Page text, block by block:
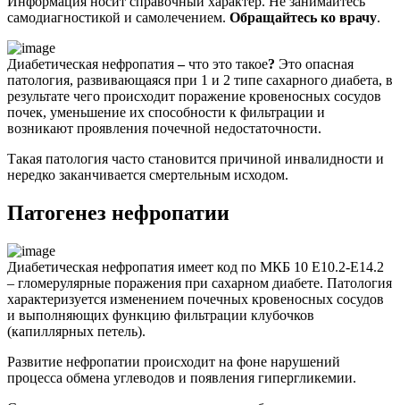
самодиагностикой и самолечением. Обращайтесь ко врачу.
Диабетическая нефропатия–что это такое? Это опасная
патология, развивающаяся при 1 и 2 типе сахарного диабета, в
результате чего происходит поражение кровеносных сосудов
почек, уменьшение их способности к фильтрации и
возникают проявления почечной недостаточности.
Такая патология часто становится причиной инвалидности и
нередко заканчивается смертельным исходом.
Патогенез нефропатии
Диабетическая нефропатия имеет код по МКБ 10 Е10.2-Е14.2
– гломерулярные поражения при сахарном диабете. Патология
характеризуется изменением почечных кровеносных сосудов
и выполняющих функцию фильтрации клубочков
(капиллярных петель).
Развитие нефропатии происходит на фоне нарушений
процесса обмена углеводов и появления гипергликемии.